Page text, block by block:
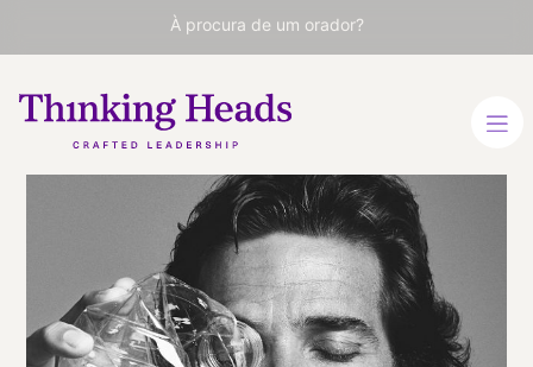
À procura de um orador?
Javier
Goyeneche
Fundador da ECOALF,
marca de moda